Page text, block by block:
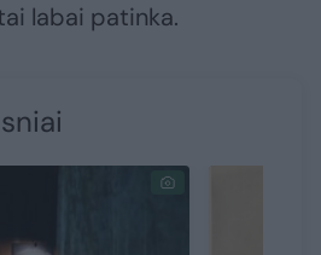
labai patinka.